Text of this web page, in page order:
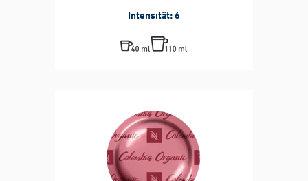
Intensität: 6